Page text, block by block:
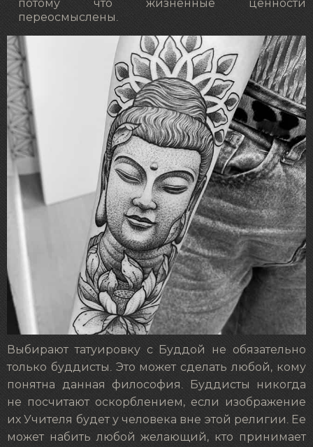
потому что жизненные ценности
переосмыслены.
Выбирают татуировку с Буддой не обязательно
только буддисты. Это может сделать любой, кому
понятна данная философия. Буддисты никогда
не посчитают оскорблением, если изображение
их Учителя будет у человека вне этой религии. Ее
может набить любой желающий, кто принимает